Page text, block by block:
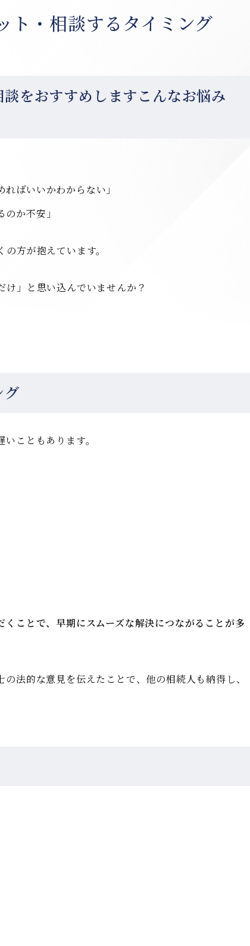
ト・相談するタイミング
をおすすめしますこんなお悩み
ばいいかわからない」
か不安」
方が抱えています。
」と思い込んでいませんか？
グ
こともあります。
ことで、早期にスムーズな解決につながることが多
法的な意見を伝えたことで、他の相続人も納得し、